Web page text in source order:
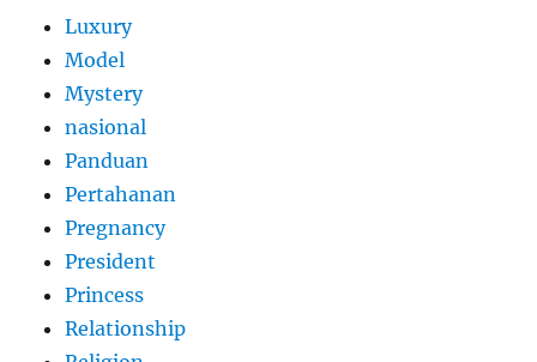
Luxury
Model
Mystery
nasional
Panduan
Pertahanan
Pregnancy
President
Princess
Relationship